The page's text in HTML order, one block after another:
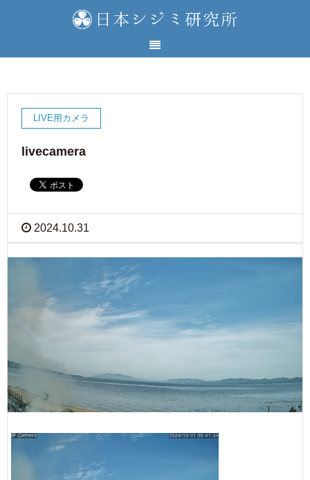
LIVE用カメラ
livecamera
2024.10.31